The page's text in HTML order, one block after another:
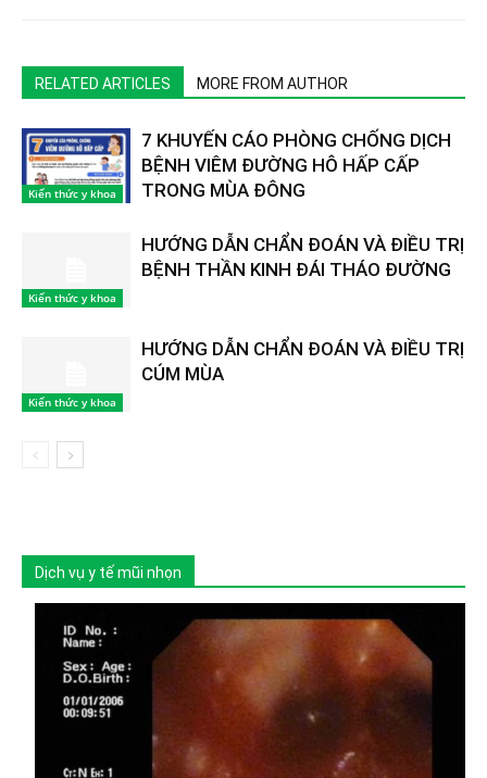
RELATED ARTICLES MORE FROM AUTHOR
Kiến thức y khoa
7 KHUYẾN CÁO PHÒNG CHỐNG DỊCH
BỆNH VIÊM ĐƯỜNG HÔ HẤP CẤP
TRONG MÙA ĐÔNG
Kiến thức y khoa
HƯỚNG DẪN CHẨN ĐOÁN VÀ ĐIỀU TRỊ
BỆNH THẦN KINH ĐÁI THÁO ĐƯỜNG
Kiến thức y khoa
HƯỚNG DẪN CHẨN ĐOÁN VÀ ĐIỀU TRỊ
CÚM MÙA
Dịch vụ y tế mũi nhọn